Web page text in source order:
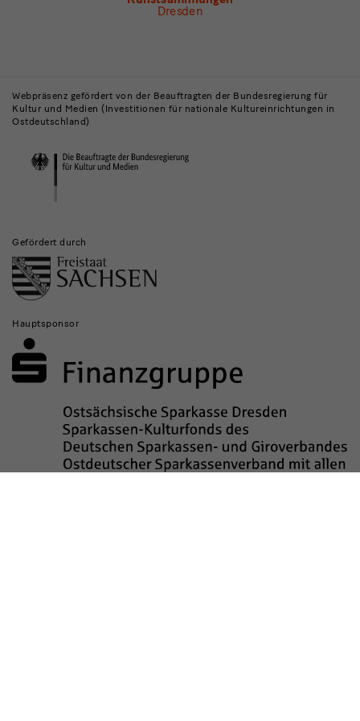
Dresden
Museen
und
Institutionen
Webpräsenz gefördert von der Beauftragten der Bundesregierung für
Kultur und Medien (Investitionen für nationale Kultureinrichtungen in
Ostdeutschland)
Gefördert durch
Hauptsponsor